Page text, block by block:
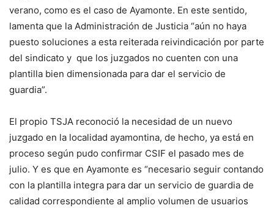
verano, como es el caso de Ayamonte. En este sentido,
lamenta que la Administración de Justicia “aún no haya
puesto soluciones a esta reiterada reivindicación por parte
del sindicato y que los juzgados no cuenten con una
plantilla bien dimensionada para dar el servicio de
guardia”.
El propio TSJA reconoció la necesidad de un nuevo
juzgado en la localidad ayamontina, de hecho, ya está en
proceso según pudo confirmar CSIF el pasado mes de
julio. Y es que en Ayamonte es “necesario seguir contando
con la plantilla integra para dar un servicio de guardia de
calidad correspondiente al amplio volumen de usuarios